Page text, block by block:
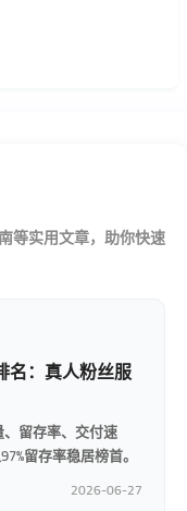
等实用文章，助你快速
名：真人粉丝服
留存率、交付速
留存率稳居榜首。
2026-06-27